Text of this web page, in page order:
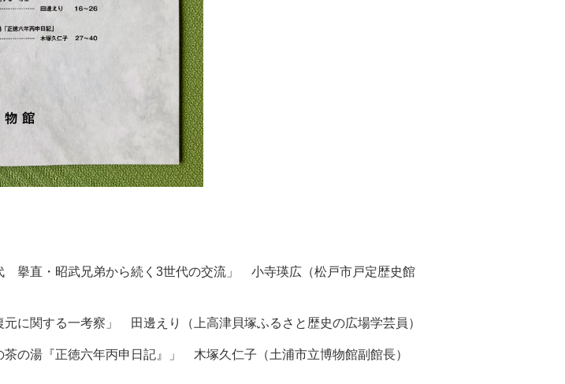
擧直・昭武兄弟から続く3世代の交流」 小寺瑛広（松戸市戸定歴史館
に関する一考察」 田邊えり（上高津貝塚ふるさと歴史の広場学芸員）
の湯『正徳六年丙申日記』」 木塚久仁子（土浦市立博物館副館長）